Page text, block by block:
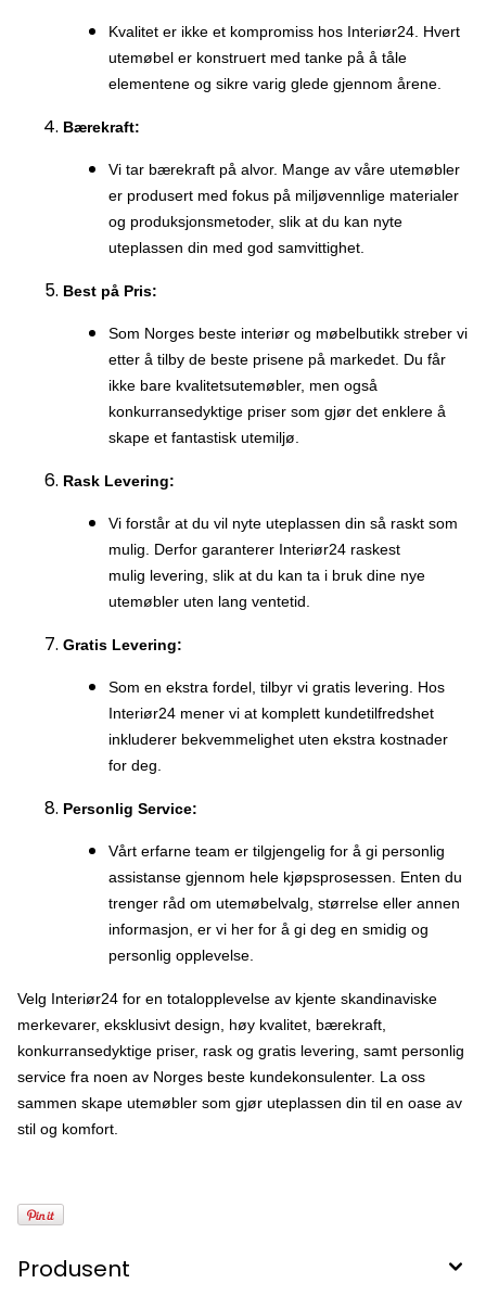
Kvalitet er ikke et kompromiss hos Interiør24. Hvert
utemøbel er konstruert med tanke på å tåle
elementene og sikre varig glede gjennom årene.
Bærekraft:
Vi tar bærekraft på alvor. Mange av våre utemøbler
er produsert med fokus på miljøvennlige materialer
og produksjonsmetoder, slik at du kan nyte
uteplassen din med god samvittighet.
Best på Pris:
Som Norges beste interiør og møbelbutikk streber vi
etter å tilby de beste prisene på markedet. Du får
ikke bare kvalitetsutemøbler, men også
konkurransedyktige priser som gjør det enklere å
skape et fantastisk utemiljø.
Rask Levering:
Vi forstår at du vil nyte uteplassen din så raskt som
mulig. Derfor garanterer Interiør24 raskest
mulig levering, slik at du kan ta i bruk dine nye
utemøbler uten lang ventetid.
Gratis Levering:
Som en ekstra fordel, tilbyr vi gratis levering. Hos
Interiør24 mener vi at komplett kundetilfredshet
inkluderer bekvemmelighet uten ekstra kostnader
for deg.
Personlig Service:
Vårt erfarne team er tilgjengelig for å gi personlig
assistanse gjennom hele kjøpsprosessen. Enten du
trenger råd om utemøbelvalg, størrelse eller annen
informasjon, er vi her for å gi deg en smidig og
personlig opplevelse.
Velg Interiør24 for en totalopplevelse av kjente skandinaviske
merkevarer, eksklusivt design, høy kvalitet, bærekraft,
konkurransedyktige priser, rask og gratis levering, samt personlig
service fra noen av Norges beste kundekonsulenter. La oss
sammen skape utemøbler som gjør uteplassen din til en oase av
stil og komfort.
Produsent